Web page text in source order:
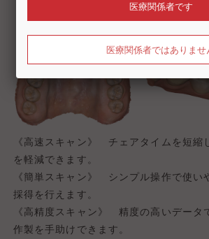
《高速スキャン》 チェアタイムを短縮
を軽減できます。
《簡単スキャン》 シンプル操作で使い
採得を行えます。
《高精度スキャン》 精度の高いデータ
作製を手助けできます。
医療関係者です
医療関係者ではありませ